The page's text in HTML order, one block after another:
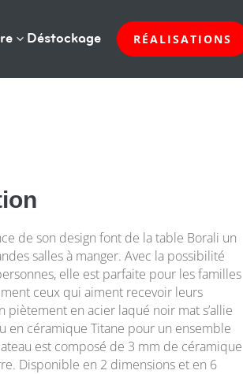
3 Déstockage RÉALISATIONS
de son design font de la table Borali un
salles à manger. Avec la possibilité
elle est parfaite pour les familles
ceux qui aiment recevoir leurs
piètement en acier laqué noir mat s’allie
en céramique Titane pour un ensemble
est composé de 3 mm de céramique
Disponible en 2 dimensions et en 6